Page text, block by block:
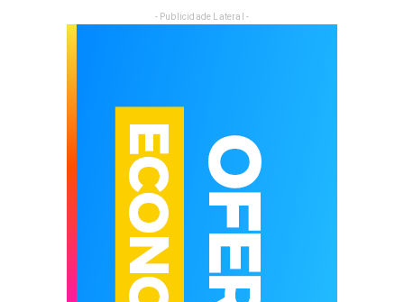
- Publicidade Lateral -